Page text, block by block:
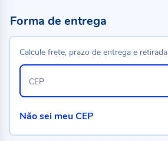
Forma de entrega
Calcule frete, prazo de entrega e retirada
CEP
Não sei meu CEP